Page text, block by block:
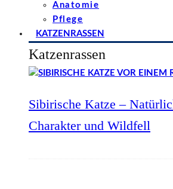
Anatomie
Pflege
KATZENRASSEN
Katzenrassen
Sibirische Katze –
Charakter und Wildfell